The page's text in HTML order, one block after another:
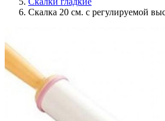
Скалка 20 см. с регулируемой